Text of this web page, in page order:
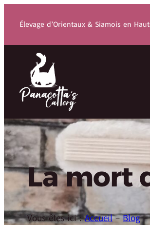
Élevage d’Orientaux & Siamois en
La mort
Vous êtes ici : Accueil–Blog–